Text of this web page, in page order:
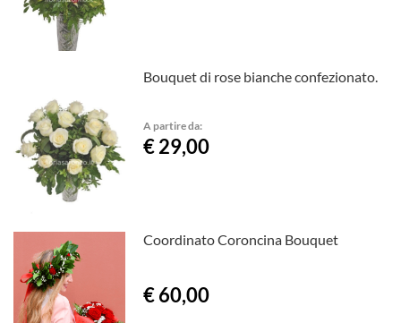
Bouquet di rose bianche confezionato.
A partire da:
€ 29,00
Coordinato Coroncina Bouquet
€ 60,00